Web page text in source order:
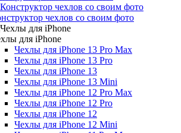
чехлов со своим фото
для iPhone
Чехлы для iPhone 13 Pro Max
Чехлы для iPhone 13 Pro
Чехлы для iPhone 13
Чехлы для iPhone 13 Mini
Чехлы для iPhone 12 Pro Max
Чехлы для iPhone 12 Pro
Чехлы для iPhone 12
Чехлы для iPhone 12 Mini